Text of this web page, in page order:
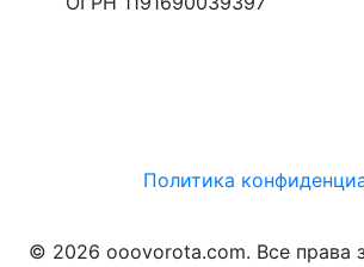
Политика
© 2026 ooovorota.com. Все